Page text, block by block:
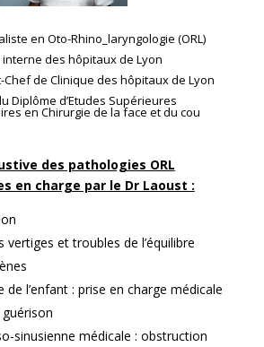
en Oto-Rhino_laryngologie (ORL)
interne des hôpitaux de Lyon
Chef de Clinique des hôpitaux de Lyon
Diplôme d’Etudes Supérieures
en Chirurgie de la face et du cou
des pathologies ORL
en charge par le Dr Laoust :
vertiges et troubles de l’équilibre
de l’enfant : prise en charge médicale
guérison
sinusienne médicale : obstruction